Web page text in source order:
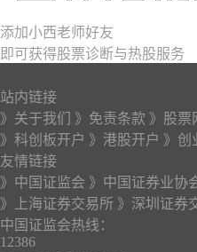
添加小西老师好友
即可获得股票诊断与热股服务
站内链接
》关于我们
》免责条款 》股票
》科创板开户 》港股开户 》创
友情链接
》中国证监会 》中国证券业协
》上海证券交易所 》深圳证券
中国证监会热线：
12386